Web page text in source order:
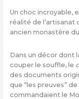
Un choc incroyable,
réalité de l’artisanat
ancien monastère
Dans un décor dont
couper le souffle, le
des documents
que “les preuves”
commandaient le